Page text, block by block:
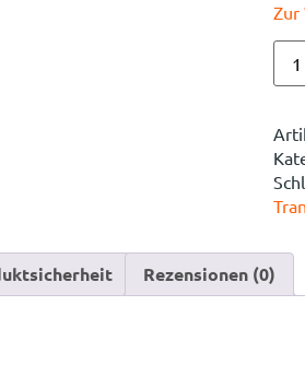
Zur
Rezensionen (0)